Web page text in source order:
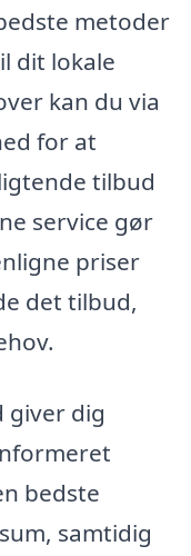
metoder
dit lokale
kan du via
for at
tilbud
service gør
priser
det tilbud,
giver dig
bedste
samtidig